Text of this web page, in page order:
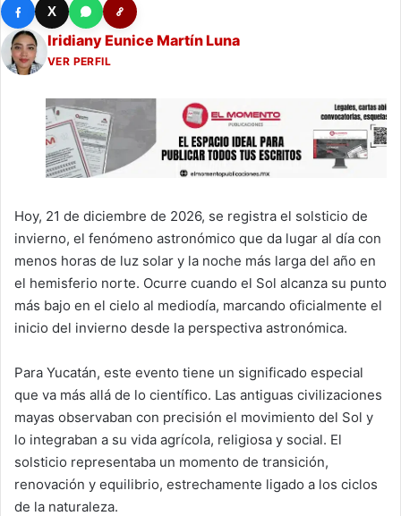
X
Iridiany Eunice Martín Luna
VER PERFIL
Hoy, 21 de diciembre de 2026, se registra el solsticio de
invierno, el fenómeno astronómico que da lugar al día con
menos horas de luz solar y la noche más larga del año en
el hemisferio norte. Ocurre cuando el Sol alcanza su punto
más bajo en el cielo al mediodía, marcando oficialmente el
inicio del invierno desde la perspectiva astronómica.
Para Yucatán, este evento tiene un significado especial
que va más allá de lo científico. Las antiguas civilizaciones
mayas observaban con precisión el movimiento del Sol y
lo integraban a su vida agrícola, religiosa y social. El
solsticio representaba un momento de transición,
renovación y equilibrio, estrechamente ligado a los ciclos
de la naturaleza.